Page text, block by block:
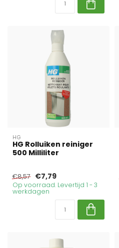
HG
HG Rolluiken reiniger
500 Milliliter
€8,57 €7,79
Op voorraad. Levertijd 1 - 3
werkdagen